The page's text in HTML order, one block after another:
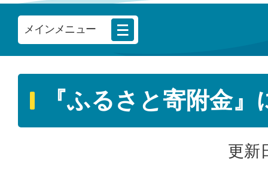
メインメニュー
『ふるさと寄附金』
更新